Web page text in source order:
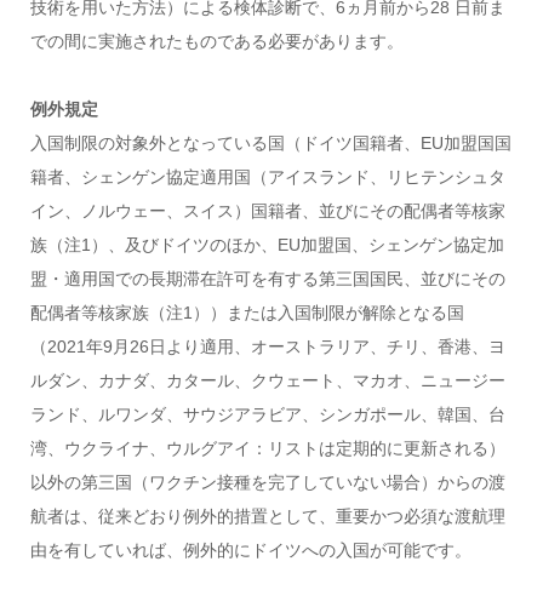
技術を用いた方法）による検体診断で、6ヵ月前から28 日前ま
での間に実施されたものである必要があります。
例外規定
入国制限の対象外となっている国（ドイツ国籍者、EU加盟国国
籍者、シェンゲン協定適用国（アイスランド、リヒテンシュタ
イン、ノルウェー、スイス）国籍者、並びにその配偶者等核家
族（注1）、及びドイツのほか、EU加盟国、シェンゲン協定加
盟・適用国での長期滞在許可を有する第三国国民、並びにその
配偶者等核家族（注1））または入国制限が解除となる国
（2021年9月26日より適用、オーストラリア、チリ、香港、ヨ
ルダン、カナダ、カタール、クウェート、マカオ、ニュージー
ランド、ルワンダ、サウジアラビア、シンガポール、韓国、台
湾、ウクライナ、ウルグアイ：リストは定期的に更新される）
以外の第三国（ワクチン接種を完了していない場合）からの渡
航者は、従来どおり例外的措置として、重要かつ必須な渡航理
由を有していれば、例外的にドイツへの入国が可能です。